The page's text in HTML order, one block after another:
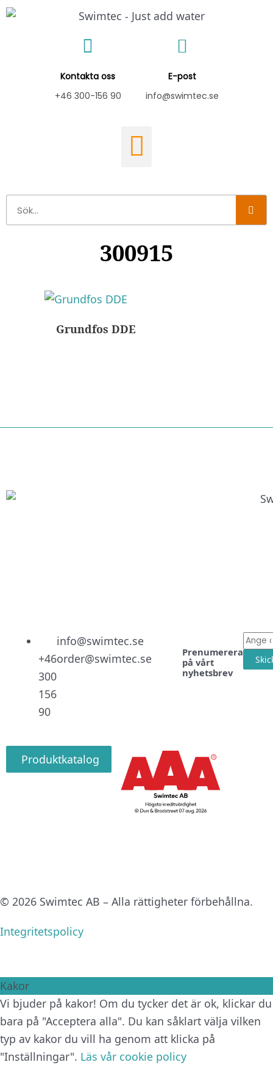
Hoppa
Kontakta oss
+46 300-156 90
E-post
info@swimtec.se
300915
Grundfos DDE
+46
300
156
90
info@swimtec.se
order@swimtec.se
Prenumerera
på vårt
nyhetsbrev
E-
post
Produktkatalog
© 2026 Swimtec AB – Alla rättigheter förbehållna.
Integritetspolicy
Kakor
Vi bjuder på kakor! Om du tycker det är ok, klickar du
bara på "Acceptera alla". Du kan såklart välja vilken
typ av kakor du vill ha genom att klicka på
"Inställningar". Läs vår cookie policy